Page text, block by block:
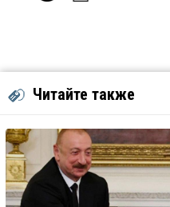
Читайте также